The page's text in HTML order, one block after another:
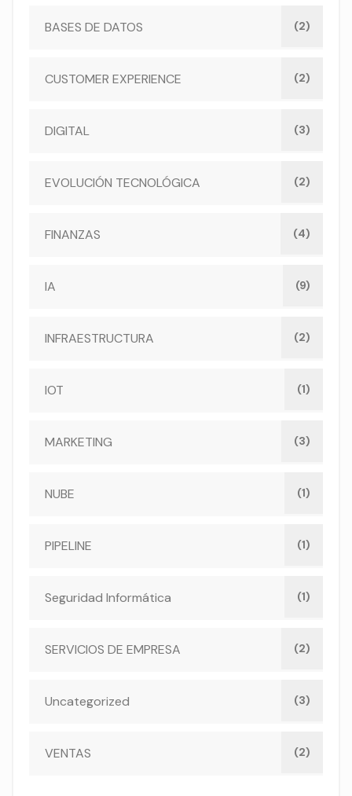
BASES DE DATOS (2)
CUSTOMER EXPERIENCE (2)
DIGITAL (3)
EVOLUCIÓN TECNOLÓGICA (2)
FINANZAS (4)
IA (9)
INFRAESTRUCTURA (2)
IOT (1)
MARKETING (3)
NUBE (1)
PIPELINE (1)
Seguridad Informática (1)
SERVICIOS DE EMPRESA (2)
Uncategorized (3)
VENTAS (2)